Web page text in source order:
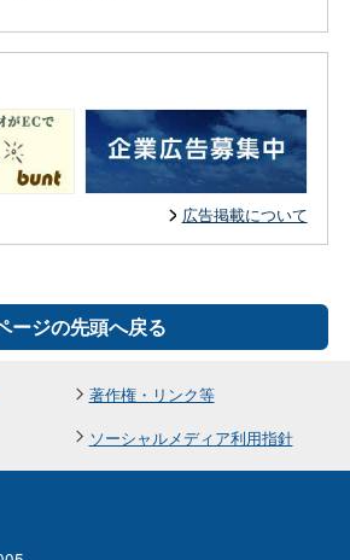
広告掲載について
ージの先頭へ戻る
著作権・リンク等
ソーシャルメディア利用指針